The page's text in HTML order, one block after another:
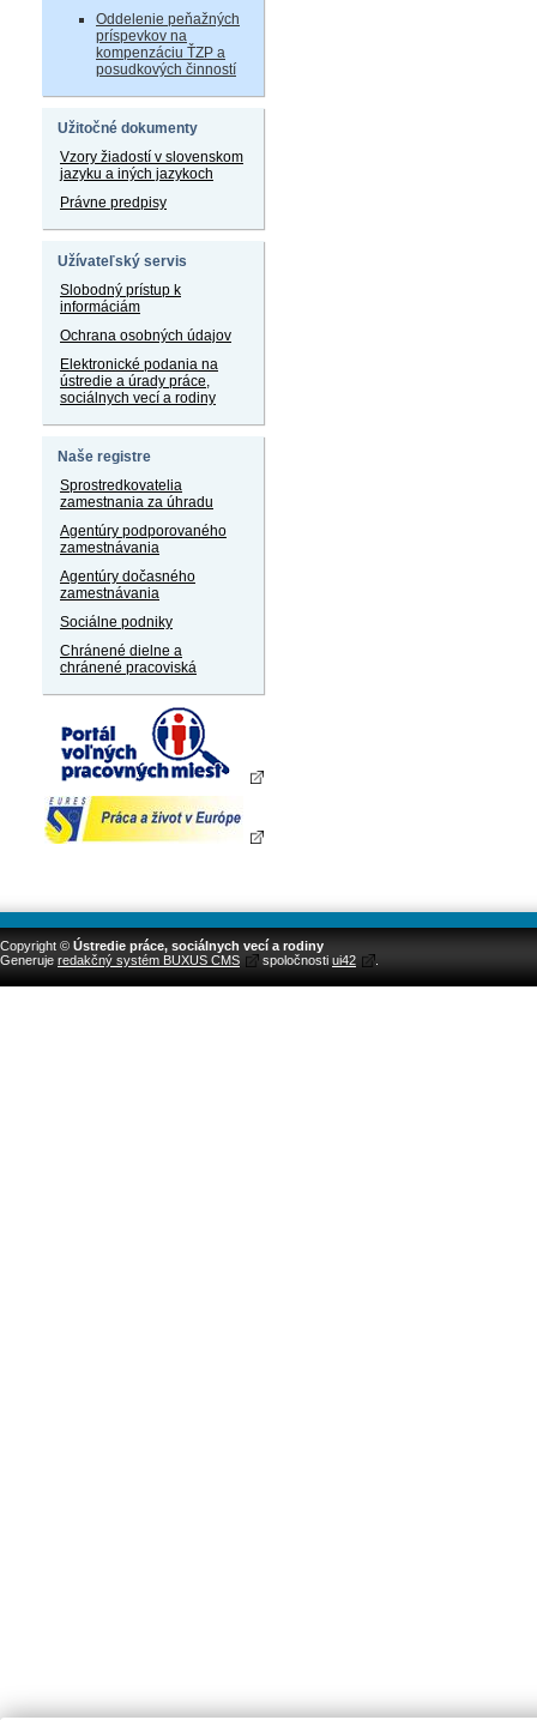
Oddelenie peňažných
príspevkov na
kompenzáciu ŤZP a
posudkových činností
Užitočné dokumenty
Vzory žiadostí v slovenskom
jazyku a iných jazykoch
Právne predpisy
Užívateľský servis
Slobodný prístup k
informáciám
Ochrana osobných údajov
Elektronické podania na
ústredie a úrady práce,
sociálnych vecí a rodiny
Naše registre
Sprostredkovatelia
zamestnania za úhradu
Agentúry podporovaného
zamestnávania
Agentúry dočasného
zamestnávania
Sociálne podniky
Chránené dielne a
chránené pracoviská
Copyright © Ústredie práce, sociálnych vecí a rodiny
Generuje redakčný systém BUXUS CMS spoločnosti ui42